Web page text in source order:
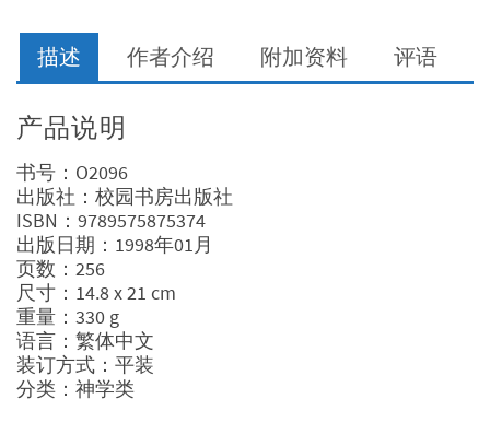
描述 作者介绍 附加资料 评语
产品说明
书号：O2096
出版社：校园书房出版社
ISBN：9789575875374
出版日期：1998年01月
页数：256
尺寸：14.8 x 21 cm
重量：330 g
语言：繁体中文
装订方式：平装
分类：神学类